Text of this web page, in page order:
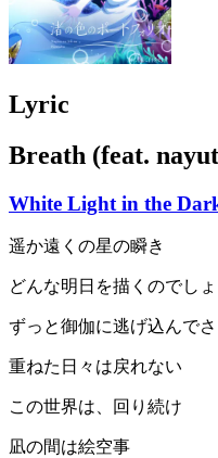
Lyric
Breath (feat.
White Light in the
遥か遠くの星の瞬き
どんな明日を描くのでしょ
ずっと御伽に逃げ込んでさ
重ねた日々は戻れない
この世界は、回り続け
凪の間は絵空事